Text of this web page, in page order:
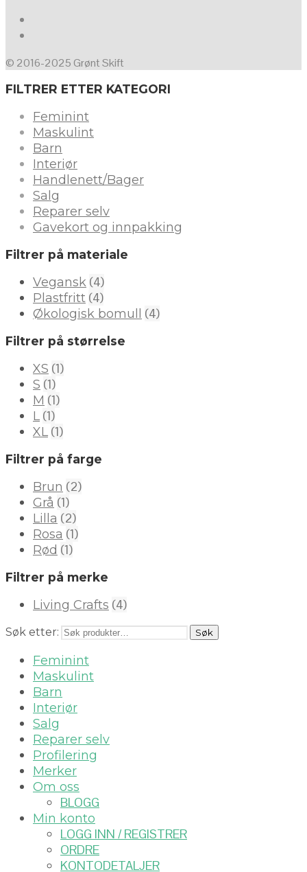
© 2016-2025 Grønt Skift
FILTRER ETTER KATEGORI
Feminint
Maskulint
Barn
Interiør
Handlenett/Bager
Salg
Reparer selv
Gavekort og innpakking
Filtrer på materiale
Vegansk (4)
Plastfritt (4)
Økologisk bomull (4)
Filtrer på størrelse
XS (1)
S (1)
M (1)
L (1)
XL (1)
Filtrer på farge
Brun (2)
Grå (1)
Lilla (2)
Rosa (1)
Rød (1)
Filtrer på merke
Living Crafts (4)
Søk etter: Søk
Feminint
Maskulint
Barn
Interiør
Salg
Reparer selv
Profilering
Merker
Om oss
BLOGG
Min konto
LOGG INN / REGISTRER
ORDRE
KONTODETALJER